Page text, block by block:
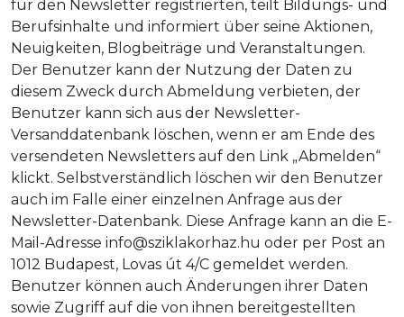
für den Newsletter registrierten, teilt Bildungs- und
Berufsinhalte und informiert über seine Aktionen,
Neuigkeiten, Blogbeiträge und Veranstaltungen.
Der Benutzer kann der Nutzung der Daten zu
diesem Zweck durch Abmeldung verbieten, der
Benutzer kann sich aus der Newsletter-
Versanddatenbank löschen, wenn er am Ende des
versendeten Newsletters auf den Link „Abmelden“
klickt. Selbstverständlich löschen wir den Benutzer
auch im Falle einer einzelnen Anfrage aus der
Newsletter-Datenbank. Diese Anfrage kann an die E-
Mail-Adresse info@sziklakorhaz.hu oder per Post an
1012 Budapest, Lovas út 4/C gemeldet werden.
Benutzer können auch Änderungen ihrer Daten
sowie Zugriff auf die von ihnen bereitgestellten